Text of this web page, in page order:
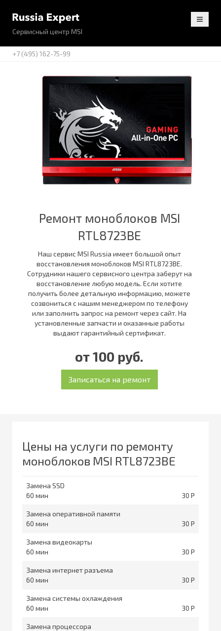
Сервисный центр MSI
+7 (495) 162-75-99
Ремонт моноблоков MSI
RTL8723BE
Наш сервис MSI Russia имеет большой опыт
восстановления моноблоков MSI RTL8723BE.
Сотрудники нашего сервисного центра заберут на
восстановление любую модель. Если хотите
получить более детальную информацию, можете
созвониться с нашим менеджером по телефону
или заполнить запрос на ремонт через сайт. На
установленные запчасти и оказанные работы
выдают гарантийный сертификат.
от 100 руб.
Цены на услуги по ремонту
моноблоков MSI RTL8723BE
Замена SSD
60
30
Замена оперативной памяти
60
30
Замена видеокарты
60
30
Замена интернет разъема
60
30
Замена системы охлаждения
60
30
Замена процессора